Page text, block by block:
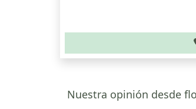
Nuestra opinión desde